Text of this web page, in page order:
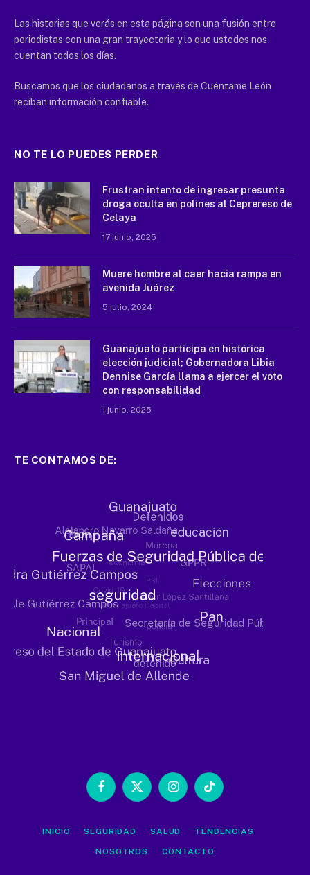
Las historias que verás en esta página son una fusión entre
periodistas con una gran trayectoria y lo que ustedes nos
cuentan todos los días.
Buscamos que los ciudadanos a través de Cuéntame León
reciban información confiable.
NO TE LO PUEDES PERDER
Frustran intento de ingresar presunta
droga oculta en polines al Ceprereso de
Celaya
17 junio, 2025
Muere hombre al caer hacia rampa en
avenida Juárez
5 julio, 2024
Guanajuato participa en histórica
elección judicial; Gobernadora Libia
Dennise García llama a ejercer el voto
con responsabilidad
1 junio, 2025
TE CONTAMOS DE:
Facebook
X
InstagramTikTok
INICIO SEGURIDAD SALUD TENDENCIAS
NOSOTROS CONTACTO